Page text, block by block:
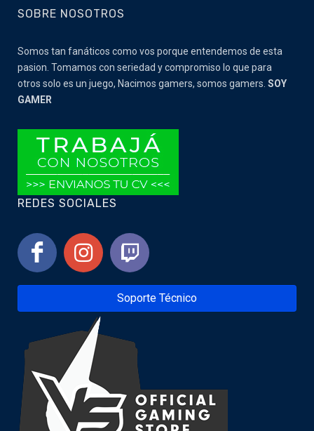
SOBRE NOSOTROS
Somos tan fanáticos como vos porque entendemos de esta
pasion. Tomamos con seriedad y compromiso lo que para
otros solo es un juego, Nacimos gamers, somos gamers. SOY
GAMER
REDES SOCIALES
Soporte Técnico